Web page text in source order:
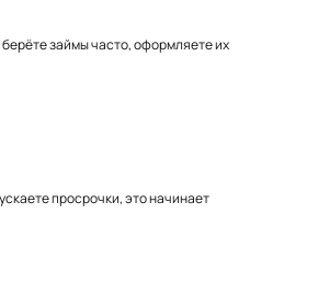
займы часто, оформляете их
просрочки, это начинает